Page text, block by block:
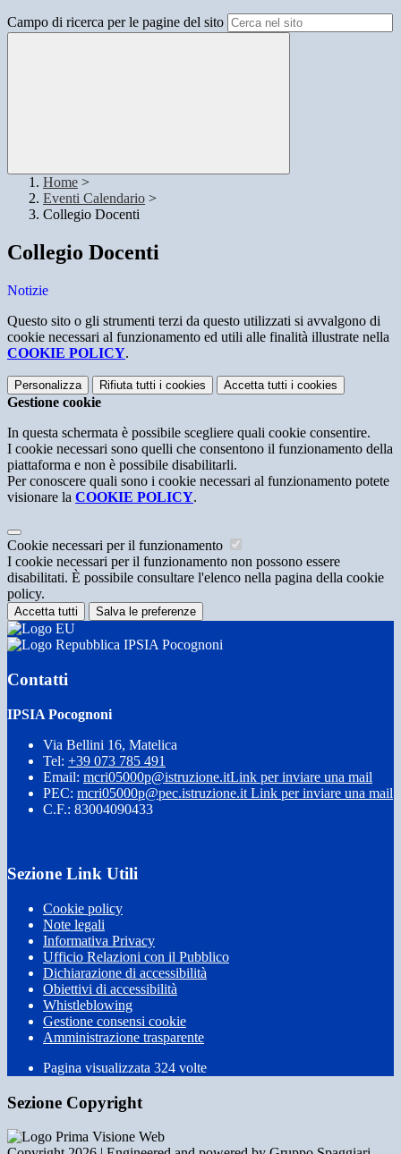
Campo di ricerca per le pagine del sito
Home >
Eventi Calendario >
Collegio Docenti
Collegio Docenti
Notizie
Questo sito o gli strumenti terzi da questo utilizzati si avvalgono di
cookie necessari al funzionamento ed utili alle finalità illustrate nella
COOKIE POLICY.
Personalizza Rifiuta tutti i cookies Accetta tutti i cookies
Gestione cookie
In questa schermata è possibile scegliere quali cookie consentire.
I cookie necessari sono quelli che consentono il funzionamento della
piattaforma e non è possibile disabilitarli.
Per conoscere quali sono i cookie necessari al funzionamento potete
visionare la COOKIE POLICY.
Cookie necessari per il funzionamento
I cookie necessari per il funzionamento non possono essere
disabilitati. È possibile consultare l'elenco nella pagina della cookie
policy.
Accetta tutti Salva le preferenze
IPSIA Pocognoni
Contatti
IPSIA Pocognoni
Via Bellini 16, Matelica
Tel: +39 073 785 491
Email: mcri05000p@istruzione.itLink per inviare una mail
PEC: mcri05000p@pec.istruzione.it Link per inviare una mail
C.F.: 83004090433
Sezione Link Utili
Cookie policy
Note legali
Informativa Privacy
Ufficio Relazioni con il Pubblico
Dichiarazione di accessibilità
Obiettivi di accessibilità
Whistleblowing
Gestione consensi cookie
Amministrazione trasparente
Pagina visualizzata 324 volte
Sezione Copyright